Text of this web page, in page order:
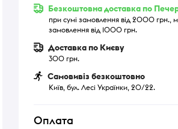
Безкоштовна доставка по
при сумі замовлення від 2000 грн.,
замовлення від 1000 грн.
Доставка по Києву
300 грн.
Самовивіз безкоштовно
Київ, бул. Лесі Українки, 20/22.
Оплата